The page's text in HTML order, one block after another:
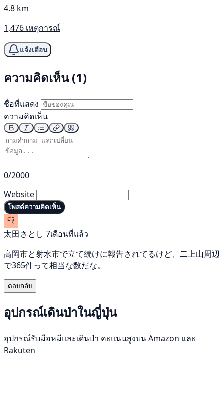
4.8 km
1,476 เหตุการณ์
แจ้งเตือน
ความคิดเห็น (1)
ชื่อที่แสดง
ความคิดเห็น
0/2000
Website
โพสต์ความคิดเห็น
太田さとし 7เดือนที่แล้ว
高岡市と射水市で立て続けに報告されてるけど、二上山周辺
で365件って相当な数だな。
ตอบกลับ
อุปกรณ์เดินป่าในญี่ปุ่น
อุปกรณ์รับมือหมีและเดินป่า คะแนนสูงบน Amazon และ
Rakuten